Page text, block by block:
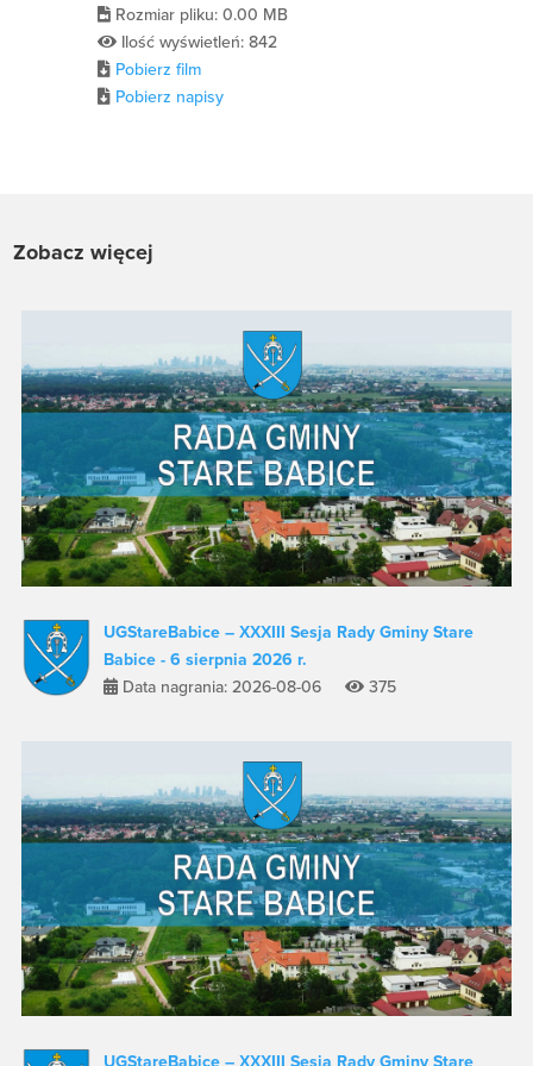
Rozmiar pliku: 0.00 MB
Ilość wyświetleń: 842
Pobierz film
Pobierz napisy
Zobacz więcej
UGStareBabice – XXXIII Sesja Rady Gminy Stare
Babice - 6 sierpnia 2026 r.
Data nagrania: 2026-08-06
375
UGStareBabice – XXXIII Sesja Rady Gminy Stare